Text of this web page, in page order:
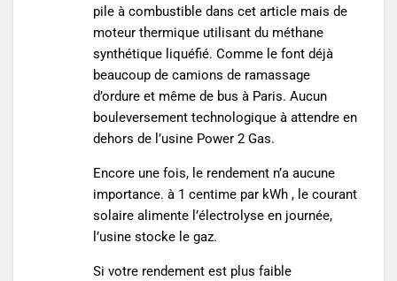
pile à combustible dans cet article mais de
moteur thermique utilisant du méthane
synthétique liquéfié. Comme le font déjà
beaucoup de camions de ramassage
d’ordure et même de bus à Paris. Aucun
bouleversement technologique à attendre en
dehors de l’usine Power 2 Gas.
Encore une fois, le rendement n’a aucune
importance. à 1 centime par kWh , le courant
solaire alimente l’électrolyse en journée,
l’usine stocke le gaz.
Si votre rendement est plus faible